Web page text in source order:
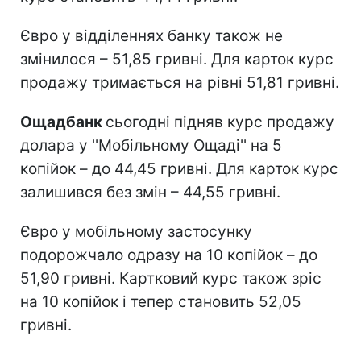
Євро у відділеннях банку також не
змінилося – 51,85 гривні. Для карток курс
продажу тримається на рівні 51,81 гривні.
Ощадбанк сьогодні підняв курс продажу
долара у ''Мобільному Ощаді'' на 5
копійок – до 44,45 гривні. Для карток курс
залишився без змін – 44,55 гривні.
Євро у мобільному застосунку
подорожчало одразу на 10 копійок – до
51,90 гривні. Картковий курс також зріс
на 10 копійок і тепер становить 52,05
гривні.